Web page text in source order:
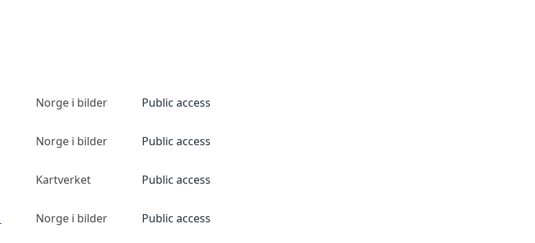
Norge i bilder Public access
Norge i bilder Public access
Kartverket Public access
Norge i bilder Public access